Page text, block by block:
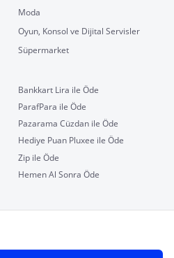
Moda
Oyun, Konsol ve Dijital Servisler
Süpermarket
Bankkart Lira ile Öde
ParafPara ile Öde
Pazarama Cüzdan ile Öde
Hediye Puan Pluxee ile Öde
Zip ile Öde
Hemen Al Sonra Öde